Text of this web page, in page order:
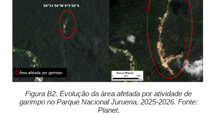
Figura B2. Evolução da área afetada por atividade de
garimpo no Parque Nacional Juruena, 2025-2026. Fonte:
Planet.